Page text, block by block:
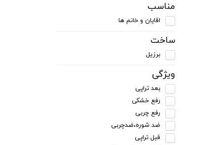
مناسب
اقایان و خانم ها
ساخت
برزیل
ویژگی
بعد تراپی
رفع خشکی
رفع چربی
ضد شوره،ضدچربی
قبل تراپی